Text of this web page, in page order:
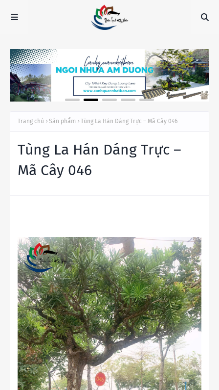
Trang chủ Sản phẩm Tùng La Hán Dáng Trực – Mã Cây 046
Tùng La Hán Dáng Trực –
Mã Cây 046